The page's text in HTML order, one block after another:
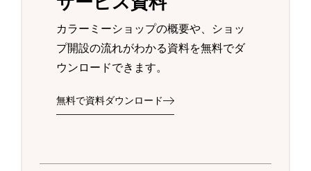
カラーミーショップの概要や、ショッ
プ開設の流れがわかる資料を無料でダ
ウンロードできます。
無料で資料ダウンロード